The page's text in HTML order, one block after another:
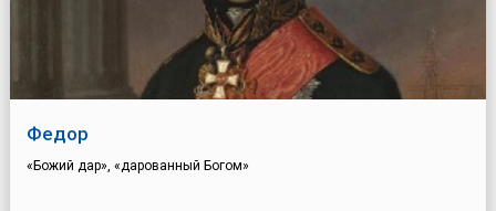
Федор
«Божий дар», «дарованный Богом»